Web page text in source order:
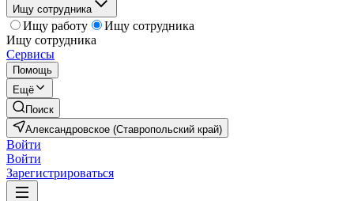
Ищу сотрудника
Ищу работу
Ищу сотрудника
Ищу сотрудника
Сервисы
Помощь
Ещё
Поиск
Александровское (Ставропольский край)
Войти
Войти
Зарегистрироваться